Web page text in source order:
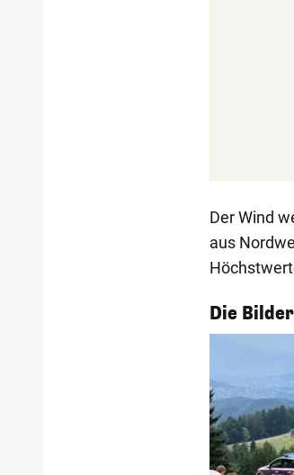
Der Wind
aus
Die 1/56